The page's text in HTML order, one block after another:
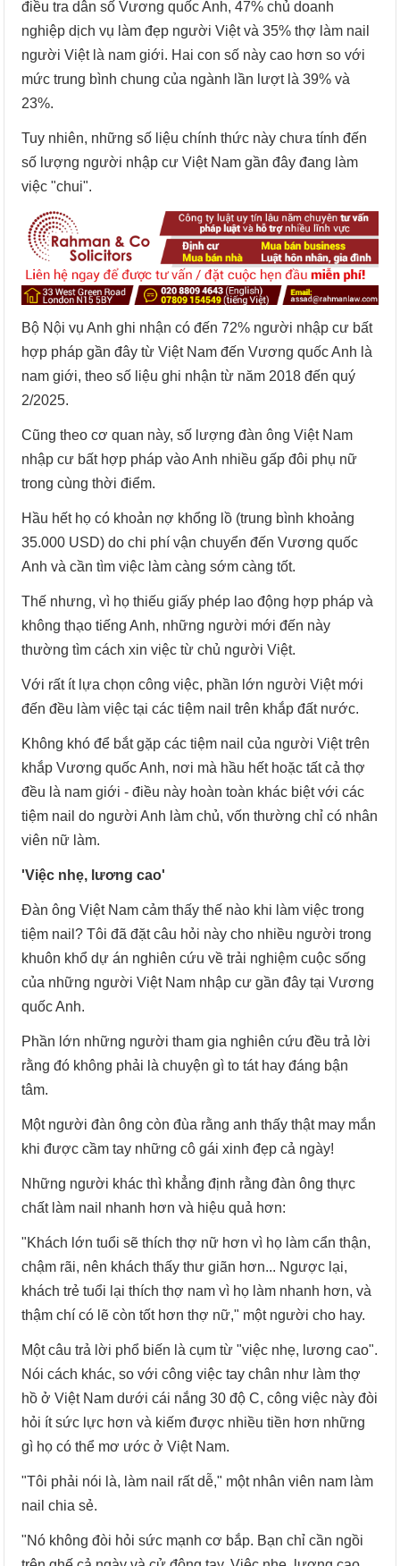
điều tra dân số Vương quốc Anh, 47% chủ doanh
nghiệp dịch vụ làm đẹp người Việt và 35% thợ làm nail
người Việt là nam giới. Hai con số này cao hơn so với
mức trung bình chung của ngành lần lượt là 39% và
23%.
Tuy nhiên, những số liệu chính thức này chưa tính đến
số lượng người nhập cư Việt Nam gần đây đang làm
việc "chui".
Bộ Nội vụ Anh ghi nhận có đến 72% người nhập cư bất
hợp pháp gần đây từ Việt Nam đến Vương quốc Anh là
nam giới, theo số liệu ghi nhận từ năm 2018 đến quý
2/2025.
Cũng theo cơ quan này, số lượng đàn ông Việt Nam
nhập cư bất hợp pháp vào Anh nhiều gấp đôi phụ nữ
trong cùng thời điểm.
Hầu hết họ có khoản nợ khổng lồ (trung bình khoảng
35.000 USD) do chi phí vận chuyển đến Vương quốc
Anh và cần tìm việc làm càng sớm càng tốt.
Thế nhưng, vì họ thiếu giấy phép lao động hợp pháp và
không thạo tiếng Anh, những người mới đến này
thường tìm cách xin việc từ chủ người Việt.
Với rất ít lựa chọn công việc, phần lớn người Việt mới
đến đều làm việc tại các tiệm nail trên khắp đất nước.
Không khó để bắt gặp các tiệm nail của người Việt trên
khắp Vương quốc Anh, nơi mà hầu hết hoặc tất cả thợ
đều là nam giới - điều này hoàn toàn khác biệt với các
tiệm nail do người Anh làm chủ, vốn thường chỉ có nhân
viên nữ làm.
'Việc nhẹ, lương cao'
Đàn ông Việt Nam cảm thấy thế nào khi làm việc trong
tiệm nail? Tôi đã đặt câu hỏi này cho nhiều người trong
khuôn khổ dự án nghiên cứu về trải nghiệm cuộc sống
của những người Việt Nam nhập cư gần đây tại Vương
quốc Anh.
Phần lớn những người tham gia nghiên cứu đều trả lời
rằng đó không phải là chuyện gì to tát hay đáng bận
tâm.
Một người đàn ông còn đùa rằng anh thấy thật may mắn
khi được cầm tay những cô gái xinh đẹp cả ngày!
Những người khác thì khẳng định rằng đàn ông thực
chất làm nail nhanh hơn và hiệu quả hơn:
"Khách lớn tuổi sẽ thích thợ nữ hơn vì họ làm cẩn thận,
chậm rãi, nên khách thấy thư giãn hơn... Ngược lại,
khách trẻ tuổi lại thích thợ nam vì họ làm nhanh hơn, và
thậm chí có lẽ còn tốt hơn thợ nữ," một người cho hay.
Một câu trả lời phổ biến là cụm từ "việc nhẹ, lương cao".
Nói cách khác, so với công việc tay chân như làm thợ
hồ ở Việt Nam dưới cái nắng 30 độ C, công việc này đòi
hỏi ít sức lực hơn và kiếm được nhiều tiền hơn những
gì họ có thể mơ ước ở Việt Nam.
"Tôi phải nói là, làm nail rất dễ," một nhân viên nam làm
nail chia sẻ.
"Nó không đòi hỏi sức mạnh cơ bắp. Bạn chỉ cần ngồi